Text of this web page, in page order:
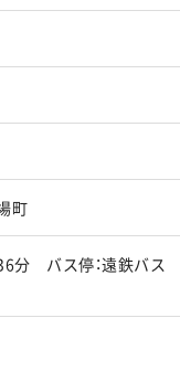
町
バス停：遠鉄バス